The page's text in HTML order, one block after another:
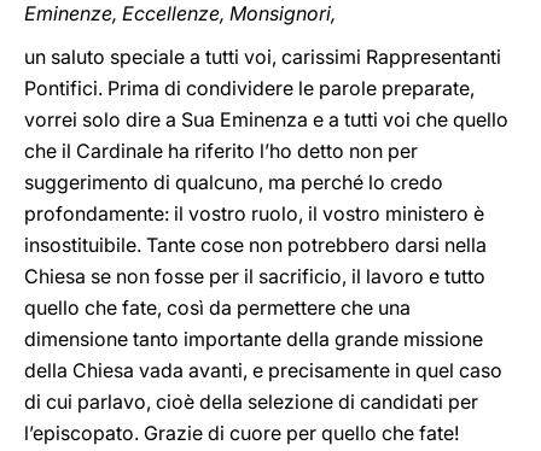
Eminenze, Eccellenze, Monsignori,
un saluto speciale a tutti voi, carissimi Rappresentanti
Pontifici. Prima di condividere le parole preparate,
vorrei solo dire a Sua Eminenza e a tutti voi che quello
che il Cardinale ha riferito l’ho detto non per
suggerimento di qualcuno, ma perché lo credo
profondamente: il vostro ruolo, il vostro ministero è
insostituibile. Tante cose non potrebbero darsi nella
Chiesa se non fosse per il sacrificio, il lavoro e tutto
quello che fate, così da permettere che una
dimensione tanto importante della grande missione
della Chiesa vada avanti, e precisamente in quel caso
di cui parlavo, cioè della selezione di candidati per
l’episcopato. Grazie di cuore per quello che fate!